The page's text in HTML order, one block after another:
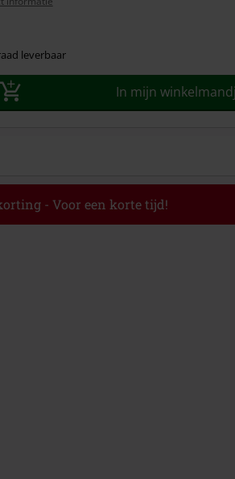
leverbaar
In mijn
- Voor een korte tijd!